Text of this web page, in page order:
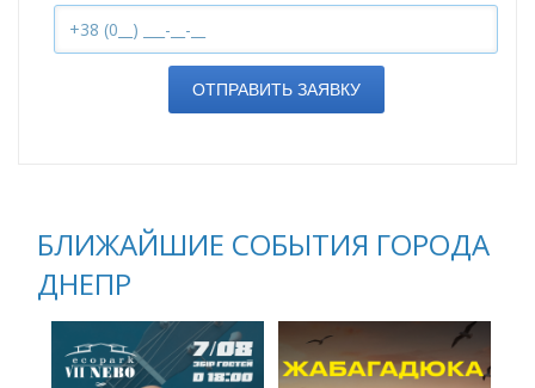
ОТПРАВИТЬ ЗАЯВКУ
БЛИЖАЙШИЕ СОБЫТИЯ ГОРОДА
ДНЕПР